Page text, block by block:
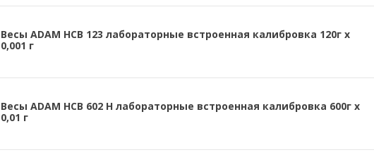
Весы ADAM HCB 123 лабораторные встроенная калибровка 120г х
0,001 г
Весы ADAM HCB 602 Н лабораторные встроенная калибровка 600г х
0,01 г